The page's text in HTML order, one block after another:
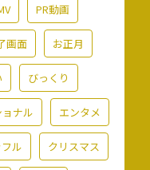
PR動画
画面 お正月
びっくり
ナル エンタメ
ル クリスマス